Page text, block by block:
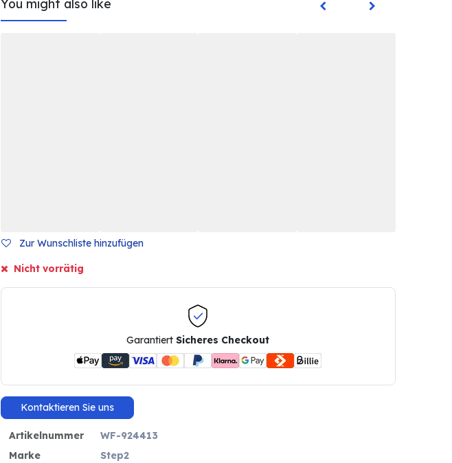
You might also like
Zur Wunschliste hinzufügen
Nicht vorrätig
GarantiertSicheres Checkout
Kontaktieren Sie uns
Artikelnummer
WF-924413
Marke
Step2